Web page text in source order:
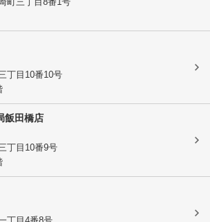
丁目10番10号
飯田橋店
丁目10番9号